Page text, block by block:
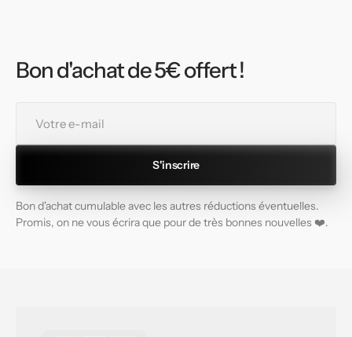
Bon d'achat de 5€ offert !
mail
S'inscrire
Bon d'achat cumulable avec les autres réductions éventuelles.
Promis, on ne vous écrira que pour de très bonnes nouvelles ❤️.